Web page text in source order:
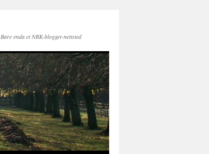
Bare enda et NRK-blogger-nettsted